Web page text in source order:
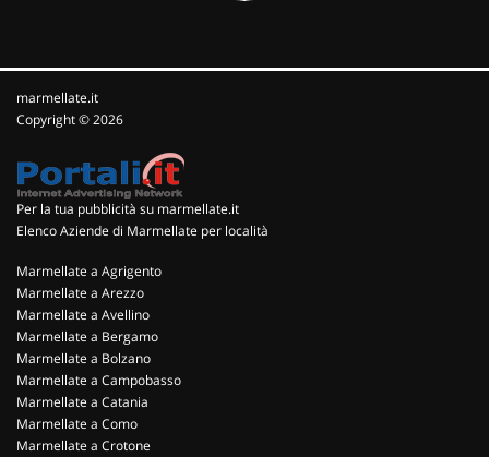
marmellate.it
Copyright © 2026
Per la tua pubblicità su marmellate.it
Elenco Aziende di Marmellate per località
Marmellate a Agrigento
Marmellate a Arezzo
Marmellate a Avellino
Marmellate a Bergamo
Marmellate a Bolzano
Marmellate a Campobasso
Marmellate a Catania
Marmellate a Como
Marmellate a Crotone